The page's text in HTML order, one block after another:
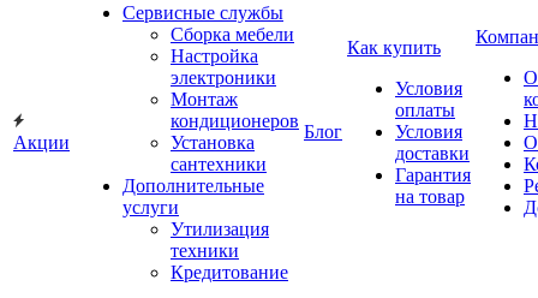
Акции
Сервисные службы
Сборка мебели
Настройка
электроники
Монтаж
кондиционеров
Установка
сантехники
Дополнительные
услуги
Утилизация
техники
Кредитование
Блог
Как купить
Условия
оплаты
Условия
доставки
Гарантия
на товар
О